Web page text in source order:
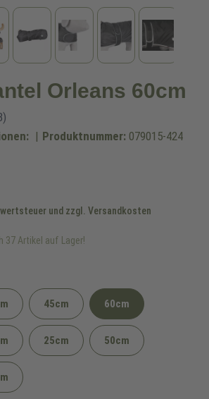
Orleans 60cm
| Produktnummer: 079015-424
und zzgl. Versandkosten
37 Artikel auf Lager!
45cm 60cm
25cm 50cm